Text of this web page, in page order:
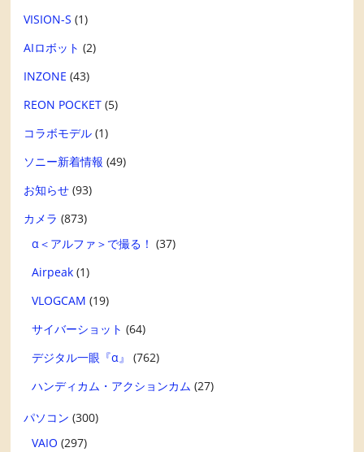
VISION-S (1)
AIロボット (2)
INZONE (43)
REON POCKET (5)
コラボモデル (1)
ソニー新着情報 (49)
お知らせ (93)
カメラ (873)
α＜アルファ＞で撮る！ (37)
Airpeak (1)
VLOGCAM (19)
サイバーショット (64)
デジタル一眼『α』
(762)
ハンディカム・アクションカム (27)
パソコン (300)
VAIO (297)